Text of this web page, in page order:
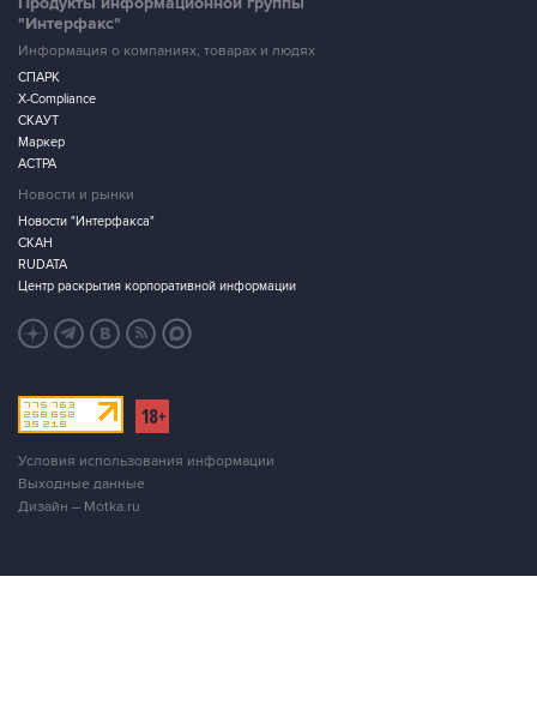
"Интерфакс"
Информация о компаниях, товарах и людях
СПАРК
X-Compliance
СКАУТ
Маркер
АСТРА
Новости и рынки
Новости "Интерфакса"
СКАН
RUDATA
Центр раскрытия корпоративной информации
Условия использования информации
Выходные данные
Дизайн – Motka.ru